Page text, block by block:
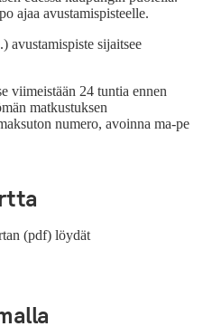
ajaa avustamispisteelle.
avustamispiste sijaitsee
viimeistään 24 tuntia ennen
matkustuksen
numero, avoinna ma-pe
(pdf) löydät